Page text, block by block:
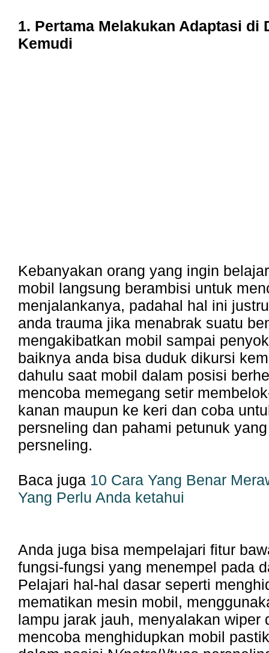
1. Pertama Melakukan Adaptasi di
Kemudi
Kebanyakan orang yang ingin
mobil langsung berambisi untuk
menjalankanya, padahal hal ini
anda trauma jika menabrak suatu
mengakibatkan mobil sampai
baiknya anda bisa duduk dikursi
dahulu saat mobil dalam posisi
mencoba memegang setir
kanan maupun ke keri dan coba
persneling dan pahami petunuk
persneling.
Baca juga 10 Cara Yang Benar
Yang Perlu Anda ketahui
Anda juga bisa mempelajari fitur
fungsi-fungsi yang menempel pada
Pelajari hal-hal dasar seperti
mematikan mesin mobil,
lampu jarak jauh, menyalakan wiper
mencoba menghidupkan mobil